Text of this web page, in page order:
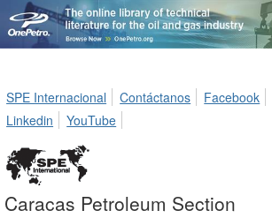
SPE Internacional
Contáctanos Facebook
Linkedin
YouTube
Caracas Petroleum Section